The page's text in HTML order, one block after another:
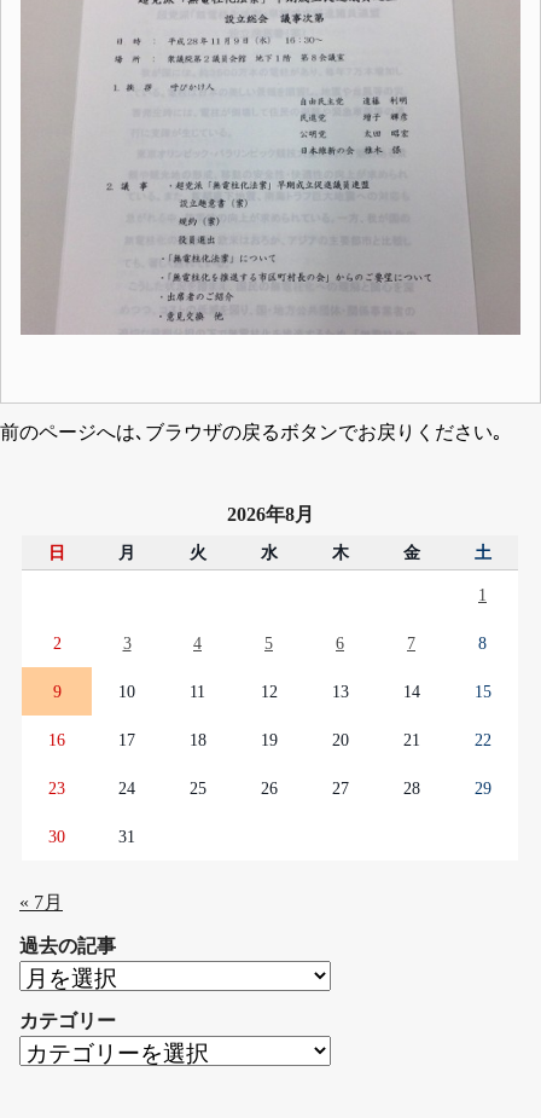
前のページへは､ブラウザの戻るボタンでお戻りください｡
2026年8月
日 月 火 水 木 金 土
1
2 3 4 5 6 7 8
9 10 11 12 13 14 15
16 17 18 19 20 21 22
23 24 25 26 27 28 29
30 31
« 7月
過去の記事
過
の
記
カテゴリー
カ